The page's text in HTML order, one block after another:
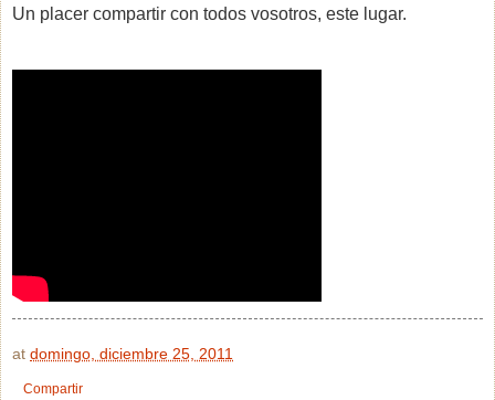
Un placer compartir con todos vosotros, este lugar.
at domingo, diciembre 25, 2011
Compartir